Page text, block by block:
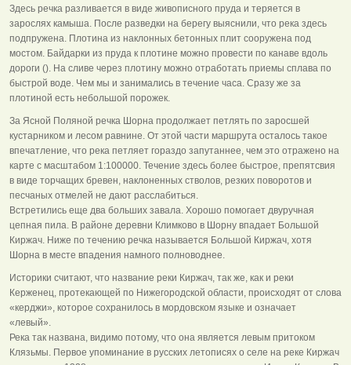
Здесь речка разливается в виде живописного пруда и теряется в
зарослях камыша. После разведки на берегу выяснили, что река здесь
подпружена. Плотина из наклонных бетонных плит сооружена под
мостом. Байдарки из пруда к плотине можно провести по канаве вдоль
дороги (). На сливе через плотину можно отработать приемы сплава по
быстрой воде. Чем мы и занимались в течение часа. Сразу же за
плотиной есть небольшой порожек.
За Ясной Поляной речка Шорна продолжает петлять по заросшей
кустарником и лесом равнине. От этой части маршрута осталось такое
впечатление, что река петляет гораздо запутаннее, чем это отражено на
карте с масштабом 1:100000. Течение здесь более быстрое, препятсвия
в виде торчащих бревен, наклоненных стволов, резких поворотов и
песчаных отмелей не дают расслабиться.
Встретились еще два больших завала. Хорошо помогает двуручная
цепная пила. В районе деревни Климково в Шорну впадает Большой
Киржач. Ниже по течению речка называется Большой Киржач, хотя
Шорна в месте впадения намного полноводнее.
Историки считают, что название реки Киржач, так же, как и реки
Керженец, протекающей по Нижегородской области, происходят от слова
«керджи», которое сохранилось в мордовском языке и означает
«левый».
Река так названа, видимо потому, что она является левым притоком
Клязьмы. Первое упоминание в русских летописях о селе на реке Киржач